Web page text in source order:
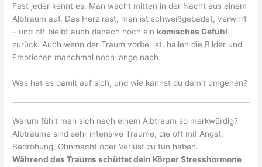
Fast jeder kennt es: Man wacht mitten in der Nacht aus einem
Albtraum auf. Das Herz rast, man ist schweißgebadet, verwirrt
– und oft bleibt auch danach noch ein komisches Gefühl
zurück. Auch wenn der Traum vorbei ist, hallen die Bilder und
Emotionen manchmal noch lange nach.
Was hat es damit auf sich, und wie kannst du damit umgehen?
Warum fühlt man sich nach einem Albtraum so merkwürdig?
Albträume sind sehr intensive Träume, die oft mit Angst,
Bedrohung, Ohnmacht oder Verlust zu tun haben.
Während des Traums schüttet dein Körper Stresshormone